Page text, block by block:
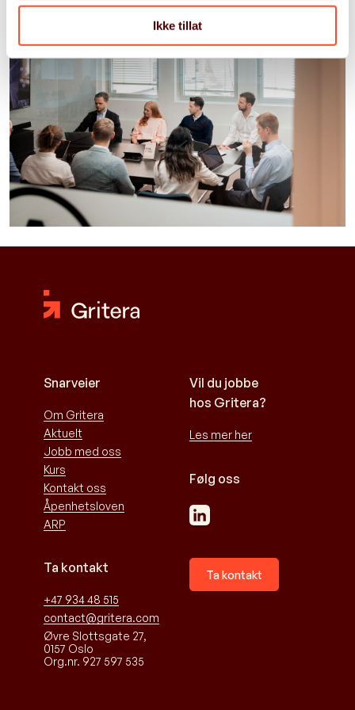
Ikke tillat
Snarveier
Om Gritera
Aktuelt
Jobb med oss
Kurs
Kontakt oss
Åpenhetsloven
ARP
Ta kontakt
+47 934 48 515
contact@gritera.com
Øvre Slottsgate 27,
0157 Oslo
Org.nr. 927 597 535
Vil du jobbe
hos Gritera?
Les mer her
Følg oss
Ta kontakt